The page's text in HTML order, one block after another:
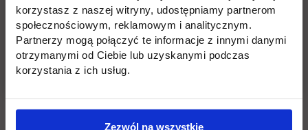
korzystasz z naszej witryny, udostępniamy partnerom
społecznościowym, reklamowym i analitycznym.
Partnerzy mogą połączyć te informacje z innymi danymi
otrzymanymi od Ciebie lub uzyskanymi podczas
korzystania z ich usług.
Zezwól na wszystkie
Podyplomowe
Płońsk
Stypendia
Opłaty
Wydział Zarządzania i Logistyki